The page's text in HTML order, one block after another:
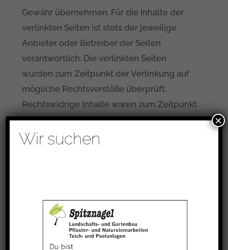
Gewähr übernehmen. Für die Inhalte der
verlinkten Seiten ist stets der jeweilige
Anbieter oder Betreiber der Seiten
verantwortlich. Die verlinkten Seiten
wurden zum Zeitpunkt der Verlinkung auf
mögliche Rechtsverstöße überprüft.
Rechtswidrige Inhalte waren zum Zeitpunkt
der Verlinkung nicht erkennbar. Eine
permanente inhaltliche Kontrolle der
Links umgehend entfernen.
Urheberrecht
Wir suchen
×